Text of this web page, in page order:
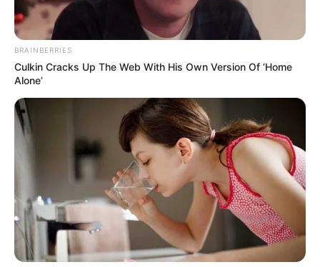
ACTIVAR AHORA
TEMAS DESTACADOS
EMERGENCIAS POR LLUVIAS
FUERTES LLUVIAS
VIA AL LLANO
LIGA BETPLAY
METRO DE MEDELLÍN
CORTES DE LUZ
CORTES DE AGUA
FENÓMENO DEL NIÑO
BRAINBERRIES
Culkin Cracks Up The Web With His Own Version Of ‘Home
Alone’